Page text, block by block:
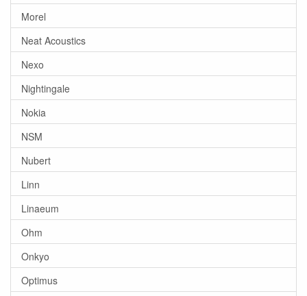
Morel
Neat Acoustics
Nexo
Nightingale
Nokia
NSM
Nubert
Linn
Linaeum
Ohm
Onkyo
Optimus